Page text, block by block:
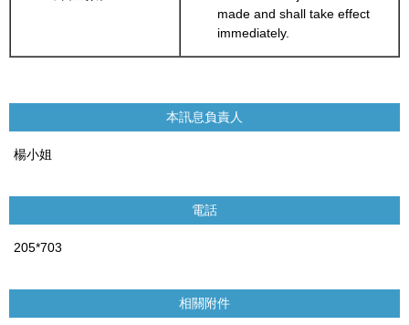
made and shall take effect
immediately.
本訊息負責人
楊小姐
電話
205*703
相關附件